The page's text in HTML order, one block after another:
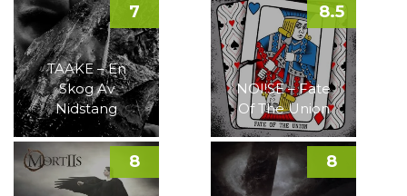
TAAKE – En
Skog Av
Nidstang
7
NOI!SE – Fate
Of The Union
8.5
8 8